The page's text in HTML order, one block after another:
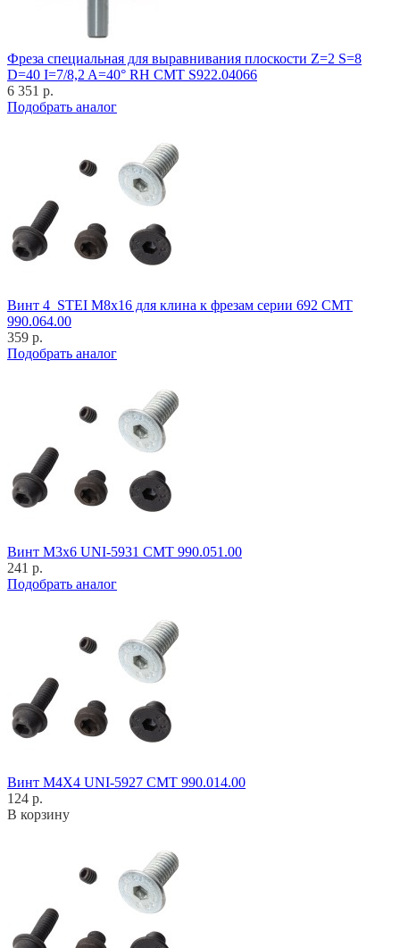
Фреза специальная для выравнивания плоскости Z=2 S=8
D=40 I=7/8,2 A=40° RH CMT S922.04066
6 351 р.
Подобрать аналог
Винт 4_STEI M8x16 для клина к фрезам серии 692 CMT
990.064.00
359 р.
Подобрать аналог
Винт M3x6 UNI-5931 CMT 990.051.00
241 р.
Подобрать аналог
Винт M4X4 UNI-5927 CMT 990.014.00
124 р.
В корзину